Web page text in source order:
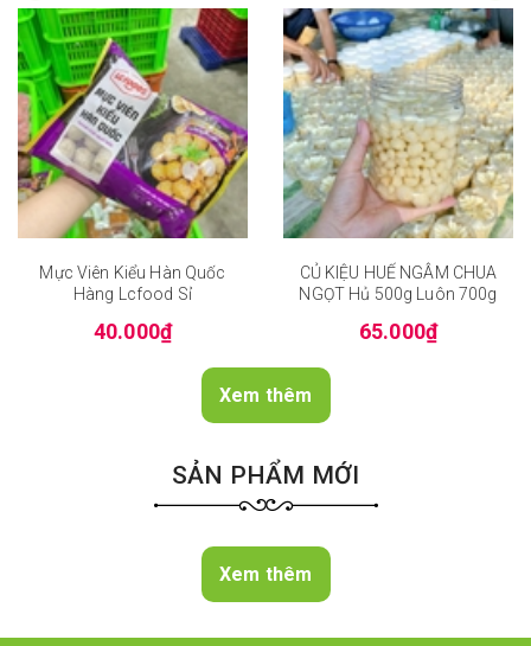
Mực Viên Kiểu Hàn Quốc
Hàng Lcfood Sỉ
40.000₫
CỦ KIỆU HUẾ NGÂM CHUA
NGỌT Hủ 500g Luôn 700g
65.000₫
Xem thêm
SẢN PHẨM MỚI
Xem thêm